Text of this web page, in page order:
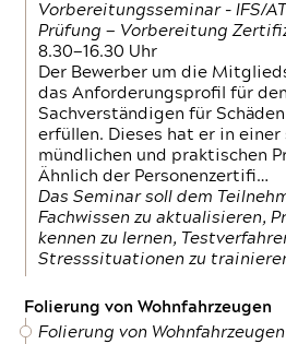
Vorbereitungsseminar - IFS/
Prüfung — Vorbereitung
8.30—16.30 Uhr
Der Bewerber um die
das Anforderungsprofil für
Sachverständigen für
erfüllen. Dieses hat er in
mündlichen und praktischen
Ähnlich der Personenzertifi…
Das Seminar soll dem
Fachwissen zu aktualisieren,
kennen zu lernen,
Stresssituationen zu
Folierung von Wohnfahrzeugen
Folierung von Wohnfahrzeugen